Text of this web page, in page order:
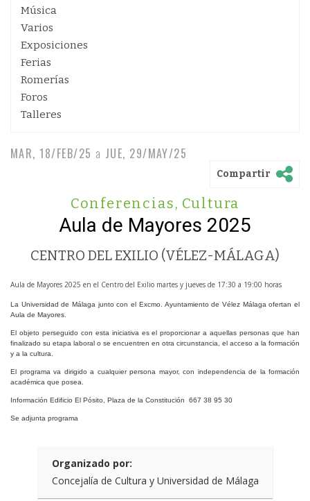
Música
Varios
Exposiciones
Ferias
Romerías
Foros
Talleres
MAR, 18/FEB/25 a JUE, 29/MAY/25
Compartir
Conferencias, Cultura
Aula de Mayores 2025
CENTRO DEL EXILIO (VÉLEZ-MÁLAGA)
Aula de Mayores 2025 en el Centro del Exilio martes y jueves de 17:30 a 19:00 horas
La Universidad de Málaga junto con el Excmo. Ayuntamiento de Vélez Málaga ofertan el
Aula de Mayores.
El objeto perseguido con esta iniciativa es el proporcionar a aquellas personas que han
finalizado su etapa laboral o se encuentren en otra circunstancia, el acceso a la formación
y a la cultura.
El programa va dirigido a cualquier persona mayor, con independencia de la formación
académica que posea.
Información Edificio El Pósito, Plaza de la Constitución 667 38 95 30
Se adjunta programa
Organizado por:
Concejalía de Cultura y Universidad de Málaga